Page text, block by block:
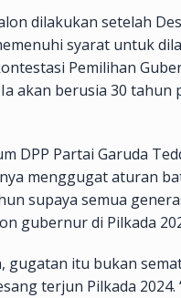
dilakukan setelah
syarat untuk
Pemilihan
akan berusia 30 tahun
DPP Partai Garuda
menggugat aturan
supaya semua
gubernur di Pilkada
gugatan itu bukan
terjun Pilkada 2024.